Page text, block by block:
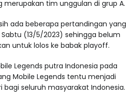
merupakan tim unggulan di grup A.
ada beberapa pertandingan yang
(13/5/2023) sehingga belum
untuk lolos ke babak playoff.
Legends putra Indonesia pada
Mobile Legends tentu menjadi
bagi seluruh masyarakat Indonesia.